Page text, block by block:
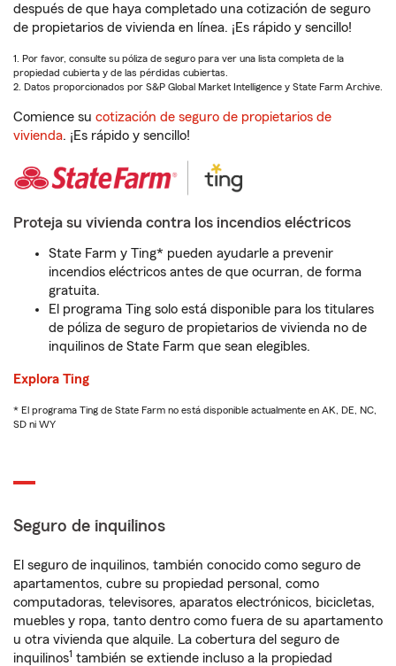
después de que haya completado una cotización de seguro
de propietarios de vivienda en línea. ¡Es rápido y sencillo!
1. Por favor, consulte su póliza de seguro para ver una lista completa de la
propiedad cubierta y de las pérdidas cubiertas.
2. Datos proporcionados por S&P Global Market Intelligence y State Farm Archive.
Comience su cotización de seguro de propietarios de
vivienda. ¡Es rápido y sencillo!
Proteja su vivienda contra los incendios eléctricos
State Farm y Ting* pueden ayudarle a prevenir
incendios eléctricos antes de que ocurran, de forma
gratuita.
El programa Ting solo está disponible para los titulares
de póliza de seguro de propietarios de vivienda no de
inquilinos de State Farm que sean elegibles.
Explora Ting
* El programa Ting de State Farm no está disponible actualmente en AK, DE, NC,
SD ni WY
Seguro de inquilinos
El seguro de inquilinos, también conocido como seguro de
apartamentos, cubre su propiedad personal, como
computadoras, televisores, aparatos electrónicos, bicicletas,
muebles y ropa, tanto dentro como fuera de su apartamento
u otra vivienda que alquile. La cobertura del seguro de
inquilinos1 también se extiende incluso a la propiedad